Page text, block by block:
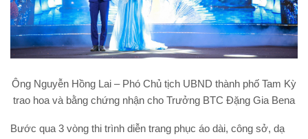
Ông Nguyễn Hồng Lai – Phó Chủ tịch UBND thành phố Tam Kỳ
trao hoa và bằng chứng nhận cho Trưởng BTC Đặng Gia Bena
Bước qua 3 vòng thi trình diễn trang phục áo dài, công sở, dạ